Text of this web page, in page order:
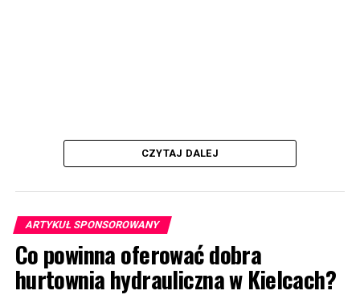
CZYTAJ DALEJ
ARTYKUŁ SPONSOROWANY
Co powinna oferować dobra
hurtownia hydrauliczna w Kielcach?